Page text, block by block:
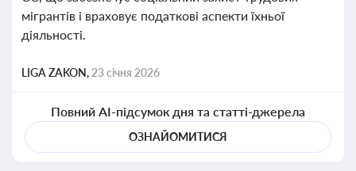
мігрантів і враховує податкові аспекти їхньої
діяльності.
LIGA ZAKON, 23 січня 2026
Повний AI-підсумок дня та статті-джерела
ОЗНАЙОМИТИСЯ